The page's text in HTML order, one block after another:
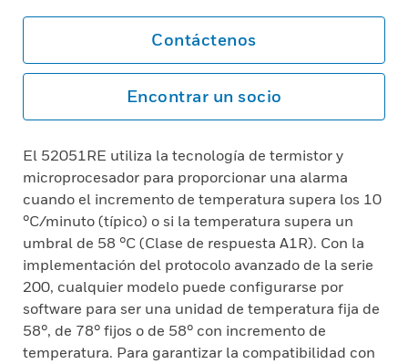
Contáctenos
Encontrar un socio
El 52051RE utiliza la tecnología de termistor y
microprocesador para proporcionar una alarma
cuando el incremento de temperatura supera los 10
°C/minuto (típico) o si la temperatura supera un
umbral de 58 °C (Clase de respuesta A1R). Con la
implementación del protocolo avanzado de la serie
200, cualquier modelo puede configurarse por
software para ser una unidad de temperatura fija de
58°, de 78° fijos o de 58° con incremento de
temperatura. Para garantizar la compatibilidad con